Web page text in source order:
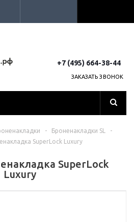
+7 (495) 664-38-44
ЗАКАЗАТЬ ЗВОНОК
- Броненакладки SL
-
SuperLock Luxury
SuperLock
Luxury